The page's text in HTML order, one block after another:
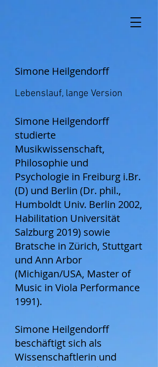
Simone Heilgendorff
Lebenslauf, lange Version
Simone Heilgendorff
studierte
Musikwissenschaft,
Philosophie und
Psychologie in Freiburg i.Br.
(D) und Berlin (Dr. phil.,
Humboldt Univ. Berlin 2002,
Habilitation Universität
Salzburg 2019) sowie
Bratsche in Zürich, Stuttgart
und Ann Arbor
(Michigan/USA, Master of
Music in Viola Performance
1991).
Simone Heilgendorff
beschäftigt sich als
Wissenschaftlerin und